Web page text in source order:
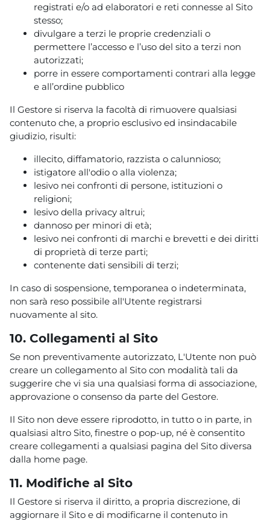
registrati e/o ad elaboratori e reti connesse al Sito
stesso;
divulgare a terzi le proprie credenziali o
permettere l’accesso e l’uso del sito a terzi non
autorizzati;
porre in essere comportamenti contrari alla legge
e all’ordine pubblico
Il Gestore si riserva la facoltà di rimuovere qualsiasi
contenuto che, a proprio esclusivo ed insindacabile
giudizio, risulti:
illecito, diffamatorio, razzista o calunnioso;
istigatore all'odio o alla violenza;
lesivo nei confronti di persone, istituzioni o
religioni;
lesivo della privacy altrui;
dannoso per minori di età;
lesivo nei confronti di marchi e brevetti e dei diritti
di proprietà di terze parti;
contenente dati sensibili di terzi;
In caso di sospensione, temporanea o indeterminata,
non sarà reso possibile all'Utente registrarsi
nuovamente al sito.
10. Collegamenti al Sito
Se non preventivamente autorizzato, L'Utente non può
creare un collegamento al Sito con modalità tali da
suggerire che vi sia una qualsiasi forma di associazione,
approvazione o consenso da parte del Gestore.
Il Sito non deve essere riprodotto, in tutto o in parte, in
qualsiasi altro Sito, finestre o pop-up, né è consentito
creare collegamenti a qualsiasi pagina del Sito diversa
dalla home page.
11. Modifiche al Sito
Il Gestore si riserva il diritto, a propria discrezione, di
aggiornare il Sito e di modificarne il contenuto in